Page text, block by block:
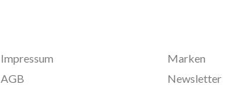
Impressum
AGB
Marken
Newsletter